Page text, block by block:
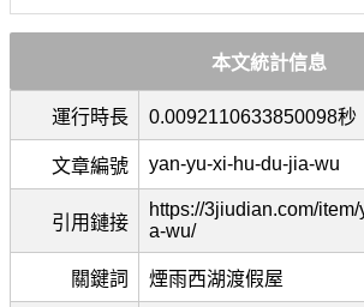
本文統計信息
運行時長 0.0092110633850098秒
文章編號 yan-yu-xi-hu-du-jia-wu
引用鏈接
https://3jiudian.com/
a-wu/
關鍵詞 煙雨西湖渡假屋